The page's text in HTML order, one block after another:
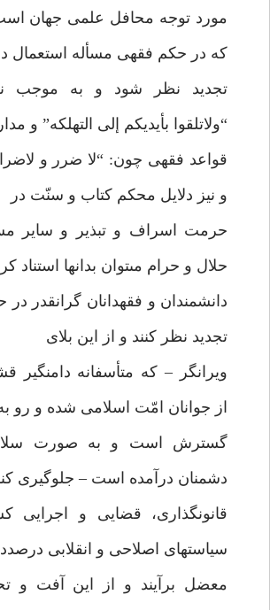
مورد توجه محافل علمى جهان
كه در حكم فقهى مسأله استعمال
تجديد نظر شود و به موجب
“ولاتلقوا بأيديكم إلى التهلكه” و
قواعد فقهى چون: “لا ضرر و
و نيز دلايل محكم كتاب و سنّت در
حرمت اسراف و تبذير و ساير
حلال و حرام مى‏توان بدانها استناد
دانشمندان و فقه‏دانان گرانقدر
تجديد نظر كنند و از اين بلاى
ويرانگر – كه متأسفانه دامنگير
از جوانان امّت اسلامى شده و رو
گسترش است و به صورت
دشمنان درآمده است – جلوگيرى
قانونگذارى، قضايى و اجرايى
سياستهاى اصلاحى و انقلابى
معضل برآيند و از اين آفت و